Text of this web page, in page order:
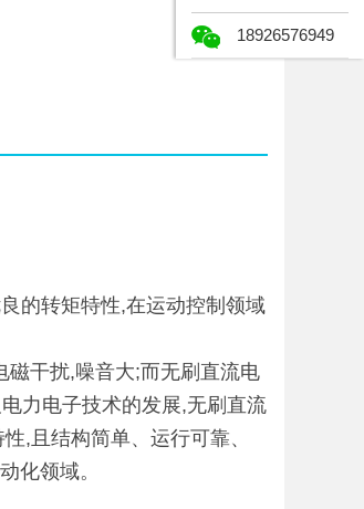
的转矩特性,在运动控制领域
干扰,噪音大;而无刷直流电
力电子技术的发展,无刷直流
,且结构简单、运行可靠、
化领域。
18926576949